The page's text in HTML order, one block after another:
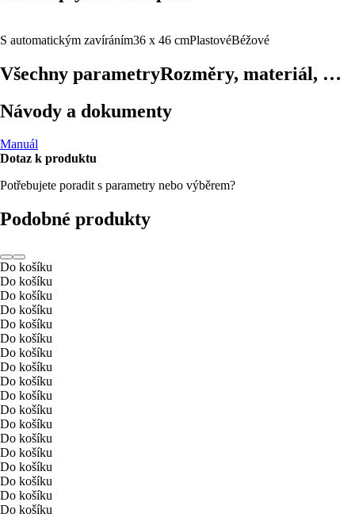
S automatickým zavíráním36 x 46 cmPlastovéBéžové
Všechny parametryRozměry, materiál, …
Návody a dokumenty
Manuál
Dotaz k produktu
Potřebujete poradit s parametry nebo výběrem?
Podobné produkty
Do košíku
Do košíku
Do košíku
Do košíku
Do košíku
Do košíku
Do košíku
Do košíku
Do košíku
Do košíku
Do košíku
Do košíku
Do košíku
Do košíku
Do košíku
Do košíku
Do košíku
Do košíku